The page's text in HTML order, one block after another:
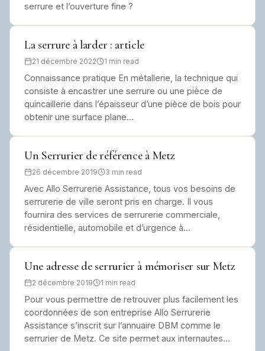
serrure et l’ouverture fine ?
La serrure à larder : article
21 décembre 2022 1 min read
Connaissance pratique En métallerie, la technique qui
consiste à encastrer une serrure ou une pièce de
quincaillerie dans l’épaisseur d’une pièce de bois pour
obtenir une surface plane…
Un Serrurier de référence à Metz
26 décembre 2019 3 min read
Avec Allo Serrurerie Assistance, tous vos besoins de
serrurerie de ville seront pris en charge. Il vous
fournira des services de serrurerie commerciale,
résidentielle, automobile et d’urgence à…
Une adresse de serrurier à mémoriser sur Metz
2 décembre 2019 1 min read
Pour vous permettre de retrouver plus facilement les
coordonnées de son entreprise Allo Serrurerie
Assistance s’inscrit sur l’annuaire DBM comme le
serrurier de Metz. Ce site permet aux internautes…